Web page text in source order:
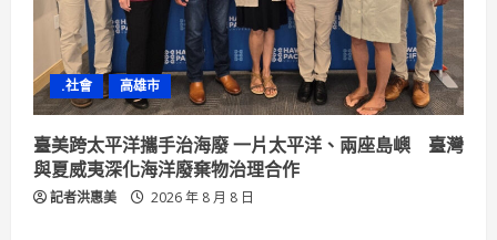
.社會 高雄市
臺美跨太平洋攜手治海廢 一片太平洋、兩座島嶼 臺灣
與夏威夷深化海洋廢棄物治理合作
記者洪惠美 2026 年 8 月 8 日